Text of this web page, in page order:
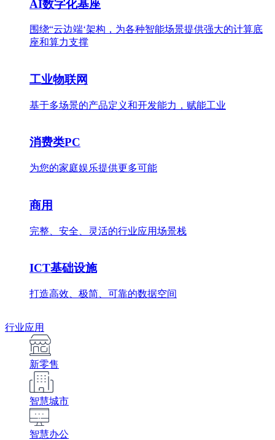
AI数字化基座
围绕“云边端‘架构，为各种智能场景提供强大的计算底
座和算力支撑
工业物联网
基于多场景的产品定义和开发能力，赋能工业
消费类PC
为您的家庭娱乐提供更多可能
商用
完整、安全、灵活的行业应用场景栈
ICT基础设施
打造高效、极简、可靠的数据空间
行业应用
新零售
智慧城市
智慧办公